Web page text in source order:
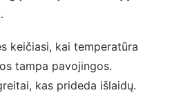
keičiasi, kai temperatūra
tampa pavojingos.
kas prideda išlaidų.